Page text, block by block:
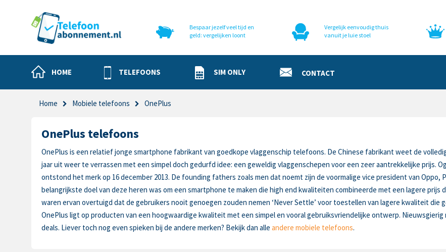
Bespaar jezelf veel tijd en
geld: vergelijken loont
Vergelijk eenvoudig thuis
vanuit je luie stoel
HOME TELEFOONS SIM ONLY CONTACT
Home Mobiele telefoons OnePlus
OnePlus telefoons
OnePlus is een relatief jonge smartphone fabrikant van goedkope vlaggenschip telefoons. De Chinese fabrikant weet de
jaar uit weer te verrassen met een simpel doch gedurfd idee: een geweldig vlaggenschepen voor een zeer aantrekkelijke prijs.
ontstond het merk op 16 december 2013. De founding fathers zoals men dat noemt zijn de voormalige vice president van Oppo,
belangrijkste doel van deze heren was om een smartphone te maken die high end kwaliteiten combineerde met een lagere prijs
waren ervan overtuigd dat de gebruikers nooit genoegen zouden nemen ‘Never Settle’ voor toestellen van lagere kwaliteit die
OnePlus ligt op producten van een hoogwaardige kwaliteit met een simpel en vooral gebruiksvriendelijke ontwerp. Nieuwsgierig
deals. Liever toch nog even spieken bij de andere merken? Bekijk dan alle andere mobiele telefoons.